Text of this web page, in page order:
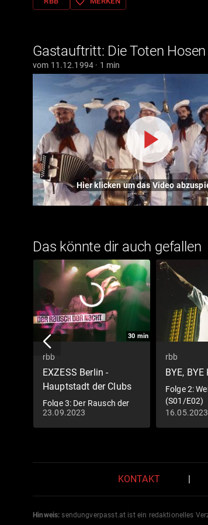
Gastauftritt: Die Toten
vom 11.12.1994 · 1 min
Hier klicken um das Video
Das könnte dir auch gefallen
30 min
rbb
EXZESS Berlin -
Hauptstadt der Clubs
Folge 3: Der Rausch der
Nacht (S01/E03)
23.09.2023
rbb
BYE,
Folge 2:
(S01/E02)
16.05.2023
KONTAKT
Hinweis: sendungverpasst.at ist ein redaktionelles